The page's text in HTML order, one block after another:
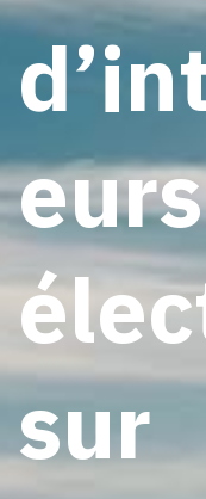
eurs
sur